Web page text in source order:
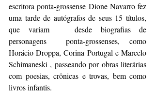
escritora ponta-grossense Dione Navarro fez
uma tarde de autógrafos de seus 15 títulos,
que variam   desde biografias de
personagens  ponta-grossenses, como
Horácio Droppa, Corina Portugal e Marcelo
Schimaneski , passeando por obras literárias
com poesias, crônicas e trovas, bem como
livros infantis.